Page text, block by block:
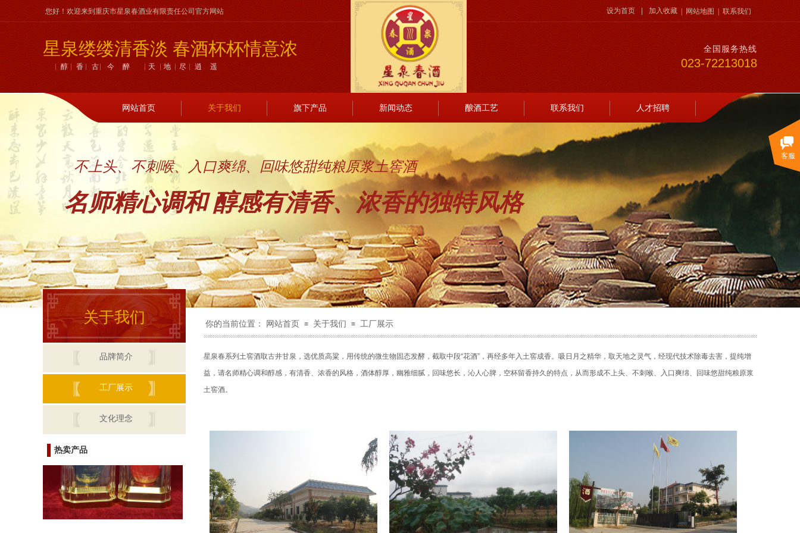
您好！欢迎来到重庆市星泉春酒业有限责任公司官方网站 设为首页 加入收藏 网站地图 联系我们
星泉缕缕清香淡 春酒杯杯情意浓
醇香古今醉 天地尽逍遥
全国服务热线
023-72213018
不上头、不刺喉、入口爽绵、回味悠甜纯粮原浆土窖酒
名师精心调和 醇感有清香、浓香的独特风格
网站首页 关于我们 旗下产品 新闻动态 酿酒工艺 联系我们 人才招聘
关于我们 你的当前位置： 网站首页 ≡ 关于我们 ≡ 工厂展示
品牌简介
工厂展示
文化理念
星泉春系列土窖酒取古井甘泉，选优质高粱，用传统的微生物固态发酵，截取中段“花酒”，再经多年入土窖成香。吸日月之精华，取天地之灵气，经现代技术除毒去害，提纯增
益，请名师精心调和醇感，有清香、浓香的风格，酒体醇厚，幽雅细腻，回味悠长，沁人心脾，空杯留香持久的特点，从而形成不上头、不刺喉、入口爽绵、回味悠甜纯粮原浆
土窖酒。
热卖产品
客服